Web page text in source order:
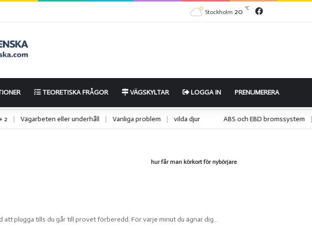
Stockholm 20 ℃ Facebook
TEORETISKA FRÅGOR VÄGSKYLTAR LOGGA IN PRENUMERERA
1 + 2 | Vägarbeten eller underhåll | Vanliga problem | vilda djur ABS och EBD bromssystem
hur får man körkort för nybörjare
att plugga tills du går till provet förberedd. För varje minut du ägnar dig…